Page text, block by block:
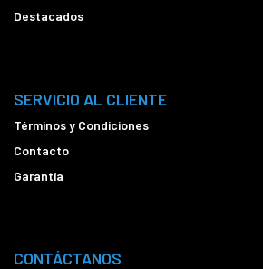
Destacados
SERVICIO AL CLIENTE
Términos y Condiciones
Contacto
Garantía
CONTÁCTANOS